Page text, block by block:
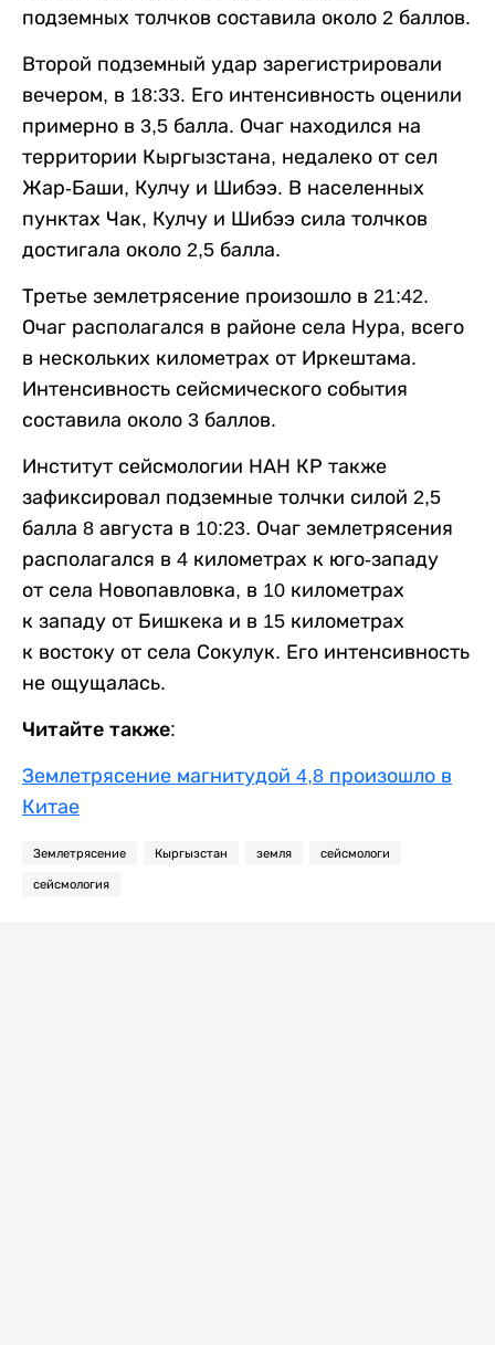
подземных толчков составила около 2 баллов.
Второй подземный удар зарегистрировали
вечером, в 18:33. Его интенсивность оценили
примерно в 3,5 балла. Очаг находился на
территории Кыргызстана, недалеко от сел
Жар-Баши, Кулчу и Шибээ. В населенных
пунктах Чак, Кулчу и Шибээ сила толчков
достигала около 2,5 балла.
Третье землетрясение произошло в 21:42.
Очаг располагался в районе села Нура, всего
в нескольких километрах от Иркештама.
Интенсивность сейсмического события
составила около 3 баллов.
Институт сейсмологии НАН КР также
зафиксировал подземные толчки силой 2,5
балла 8 августа в 10:23. Очаг землетрясения
располагался в 4 километрах к юго-западу
от села Новопавловка, в 10 километрах
к западу от Бишкека и в 15 километрах
к востоку от села Сокулук. Его интенсивность
не ощущалась.
Читайте также:
Землетрясение магнитудой 4,8 произошло в
Китае
Землетрясение Кыргызстан земля сейсмологи
сейсмология